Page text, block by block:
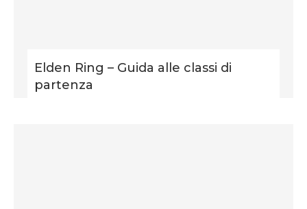
Elden Ring – Guida alle classi di
partenza